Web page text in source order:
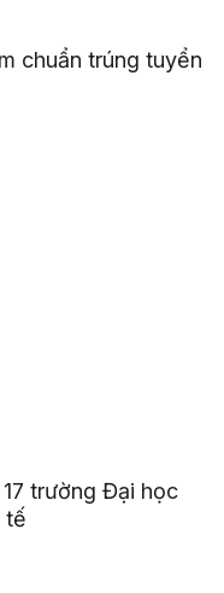
chuẩn trúng tuyển
trường Đại học
tế